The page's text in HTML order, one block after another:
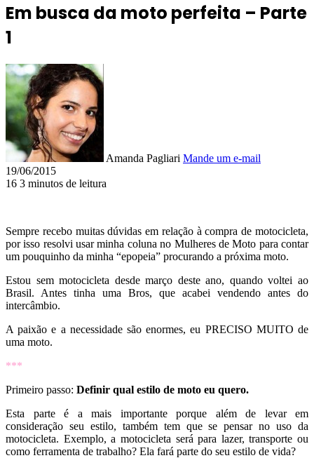
Em busca da moto perfeita – Parte
1
Amanda Pagliari Mande um e-mail
19/06/2015
16 3 minutos de leitura
Sempre recebo muitas dúvidas em relação à compra de motocicleta,
por isso resolvi usar minha coluna no Mulheres de Moto para contar
um pouquinho da minha “epopeia” procurando a próxima moto.
Estou sem motocicleta desde março deste ano, quando voltei ao
Brasil. Antes tinha uma Bros, que acabei vendendo antes do
intercâmbio.
A paixão e a necessidade são enormes, eu PRECISO MUITO de
uma moto.
***
Primeiro passo: Definir qual estilo de moto eu quero.
Esta parte é a mais importante porque além de levar em
consideração seu estilo, também tem que se pensar no uso da
motocicleta. Exemplo, a motocicleta será para lazer, transporte ou
como ferramenta de trabalho? Ela fará parte do seu estilo de vida?